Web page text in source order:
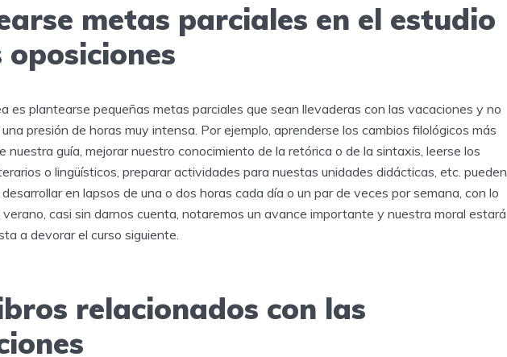
metas parciales en el estudio
oposiciones
es plantearse pequeñas metas parciales que sean llevaderas con las vacaciones y no
presión de horas muy intensa. Por ejemplo, aprenderse los cambios filológicos más
nuestra guía, mejorar nuestro conocimiento de la retórica o de la sintaxis, leerse los
o lingüísticos, preparar actividades para nuestas unidades didácticas, etc. pueden
en lapsos de una o dos horas cada día o un par de veces por semana, con lo
verano, casi sin darnos cuenta, notaremos un avance importante y nuestra moral estará
a devorar el curso siguiente.
relacionados con las